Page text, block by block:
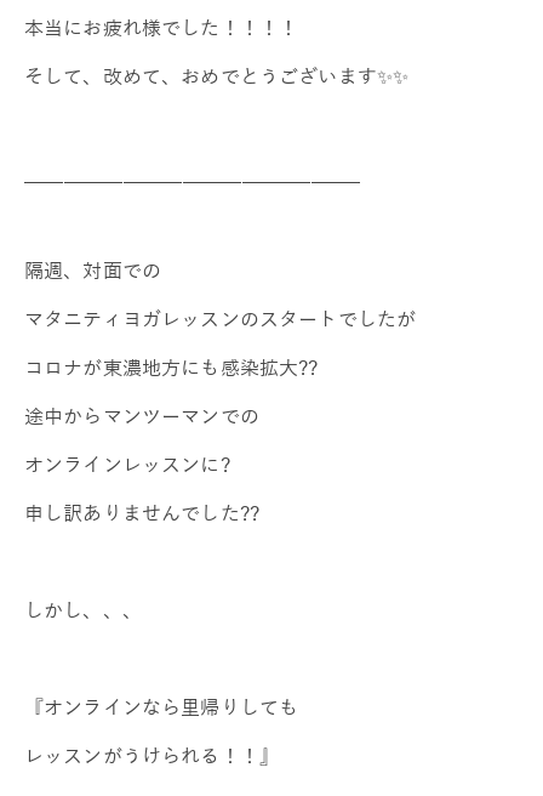
本当にお疲れ様でした！！！！
そして、改めて、おめでとうございます✨✨
隔週、対面での
マタニティヨガレッスンのスタートでしたが
コロナが東濃地方にも感染拡大??
途中からマンツーマンでの
オンラインレッスンに?
申し訳ありませんでした??
しかし、、、
『オンラインなら里帰りしても
レッスンがうけられる！！』